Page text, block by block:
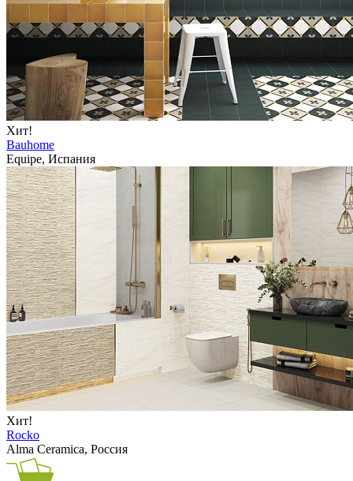
Хит!
Bauhome
Equipe, Испания
Хит!
Rocko
Alma Ceramica, Россия